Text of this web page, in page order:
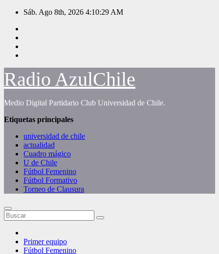
Saltar
contenido
Sáb. Ago 8th, 2026 4:10:29 AM
Radio AzulChile
Medio Digital Partidario Club Universidad de Chile.
Etiquetas principales
universidad de chile
actualidad
Cuadro mágico
U de Chile
Fútbol Femenino
Fútbol Formativo
Torneo de Clausura
Primer equipo
Fútbol Femenino